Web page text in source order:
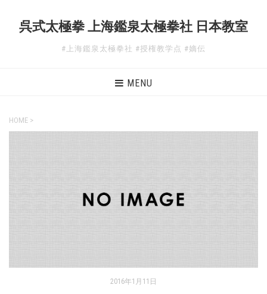
呉式太極拳 上海鑑泉太極拳社 日本教室
#上海鑑泉太極拳社 #授権教学点 #嫡伝
MENU
HOME >
2016年1月11日